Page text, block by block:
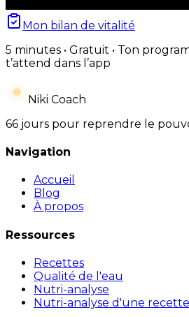
Mon bilan de vitalité
5 minutes • Gratuit • Ton
t’attend dans l’app
Niki Coach
66 jours pour reprendre le
Navigation
Accueil
Blog
À propos
Ressources
Recettes
Qualité de l'eau
Nutri-analyse
Nutri-analyse d'une recette